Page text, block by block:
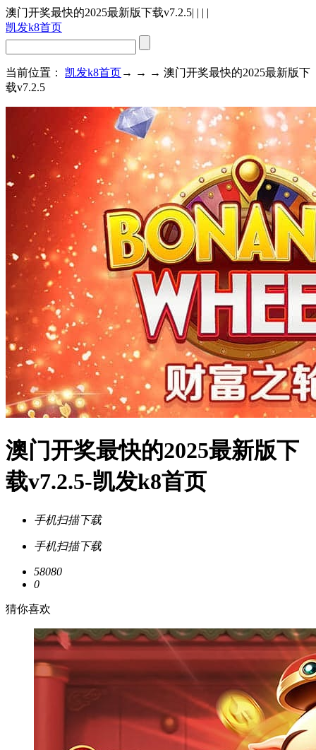
澳门开奖最快的2025最新版下载v7.2.5| | | |
凯发k8首页
当前位置： 凯发k8首页→ → → 澳门开奖最快的2025最新版下
载v7.2.5
澳门开奖最快的2025最新版下
载v7.2.5-凯发k8首页
手机扫描下载
手机扫描下载
58080
0
猜你喜欢